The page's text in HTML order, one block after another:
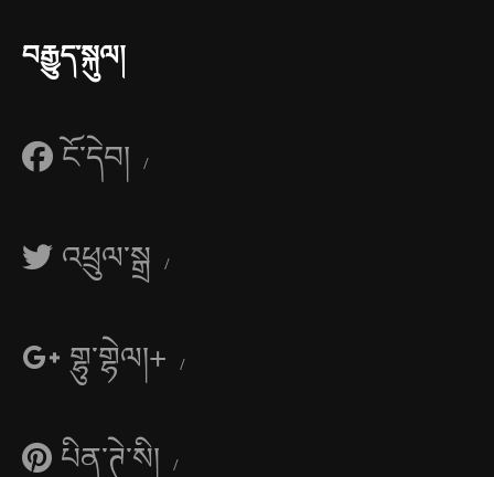
བརྒྱུད་སྐུལ།
ངོ་དེབ།
འཕྲུལ་སྒྲ
གྷུ་གྷེལ།+
པིན་ཊེ་སི།